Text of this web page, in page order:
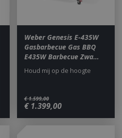
Weber Genesis E-435W
Gasbarbecue Gas BBQ
E435W Barbecue Zwa…
€ 1.599,00
€ 1.399,00
Houd mij op de hoogte